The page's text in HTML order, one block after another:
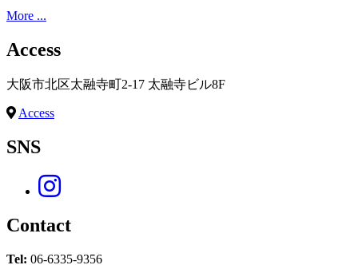
More ...
Access
大阪市北区太融寺町2-17 太融寺ビル8F
Access
SNS
Contact
Tel: 06-6335-9356